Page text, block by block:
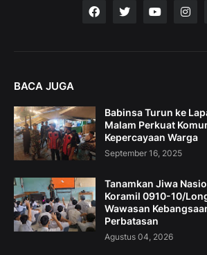
BACA JUGA
Babinsa Turun ke
Malam Perkuat
Kepercayaan Warga
September 16, 2025
Tanamkan Jiwa
Koramil 0910-10/
Wawasan
Perbatasan
Agustus 04, 2026